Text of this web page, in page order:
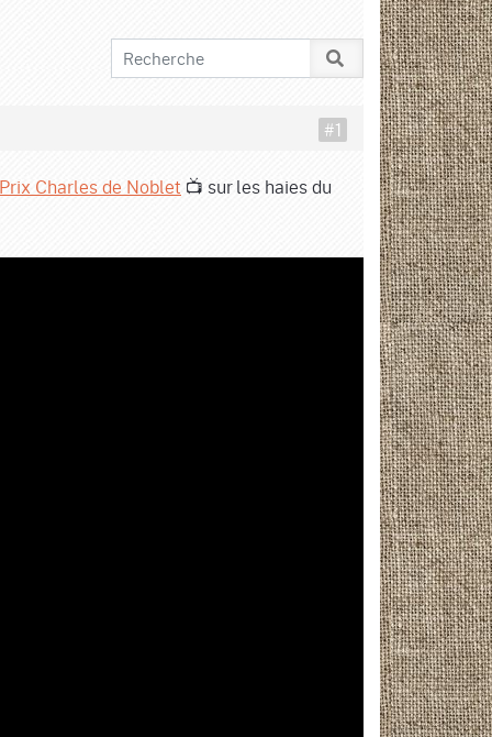
Prix Charles de Noblet 📺 sur les haies du
#1